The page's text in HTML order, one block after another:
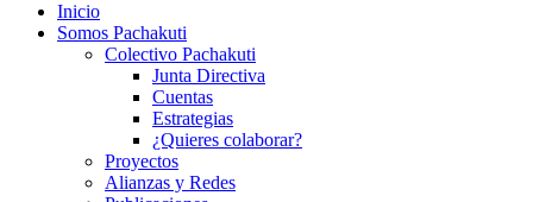
Inicio
Somos Pachakuti
Colectivo Pachakuti
Junta Directiva
Cuentas
Estrategias
¿Quieres colaborar?
Proyectos
Alianzas y Redes